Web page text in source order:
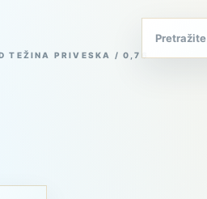
TEŽINA PRIVESKA / 0,76